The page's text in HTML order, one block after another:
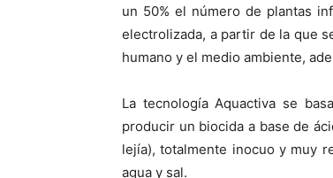
un 50% el número de plantas
electrolizada, a partir de la que
humano y el medio ambiente,
La tecnología Aquactiva se
producir un biocida a base de
lejía), totalmente inocuo y muy
agua y sal.